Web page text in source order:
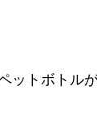
ットボトル